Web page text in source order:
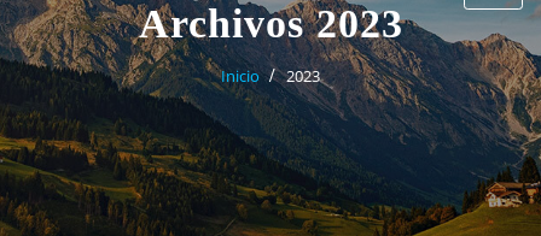
Archivos 2023
Inicio 2023